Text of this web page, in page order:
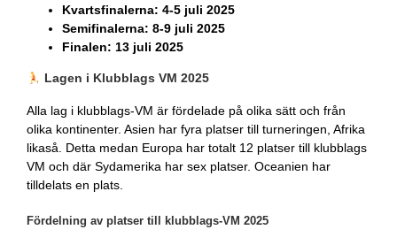
Kvartsfinalerna: 4-5 juli 2025
Semifinalerna: 8-9 juli 2025
Finalen: 13 juli 2025
Lagen i Klubblags VM 2025
Alla lag i klubblags-VM är fördelade på olika sätt och från
olika kontinenter. Asien har fyra platser till turneringen, Afrika
likaså. Detta medan Europa har totalt 12 platser till klubblags
VM och där Sydamerika har sex platser. Oceanien har
tilldelats en plats.
Fördelning av platser till klubblags-VM 2025